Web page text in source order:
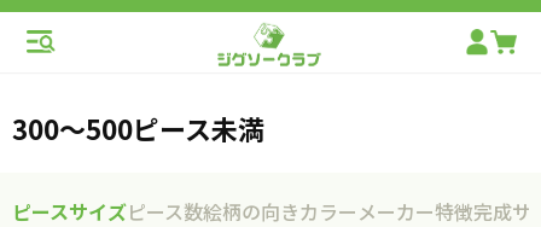
300～500ピース未満
ピースサイズピース数絵柄の向きカラーメーカー特徴完成サ